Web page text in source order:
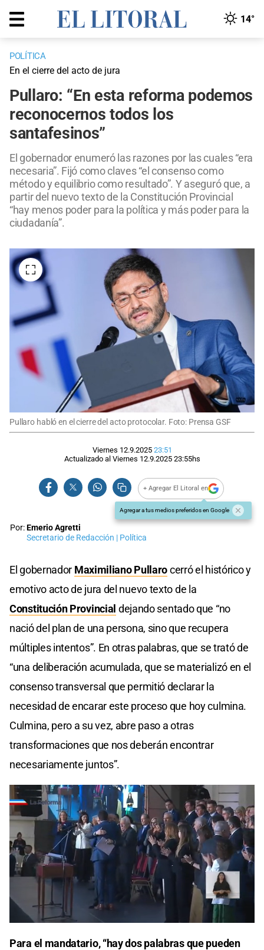
14°
POLÍTICA
En el cierre del acto de jura
Pullaro: “En esta reforma podemos
reconocernos todos los
santafesinos”
El gobernador enumeró las razones por las cuales “era
necesaria”. Fijó como claves “el consenso como
método y equilibrio como resultado”. Y aseguró que, a
partir del nuevo texto de la Constitución Provincial
“hay menos poder para la política y más poder para la
ciudadanía”.
Pullaro habló en el cierre del acto protocolar. Foto: Prensa GSF
Viernes 12.9.2025 23:51
Actualizado al Viernes 12.9.2025 23:55hs
+ Agregar El Litoral en
Agregar a tus medios preferidos en Google
Por:Emerio Agretti
Secretario de Redacción | Política
El gobernador Maximiliano Pullarocerró el histórico y
emotivo acto de jura del nuevo texto de la
Constitución Provincial dejando sentado que “no
nació del plan de una persona, sino que recupera
múltiples intentos”. En otras palabras, que se trató de
“una deliberación acumulada, que se materializó en el
consenso transversal que permitió declarar la
necesidad de encarar este proceso que hoy culmina.
Culmina, pero a su vez, abre paso a otras
transformaciones que nos deberán encontrar
necesariamente juntos”.
Para el mandatario, “hay dos palabras que pueden